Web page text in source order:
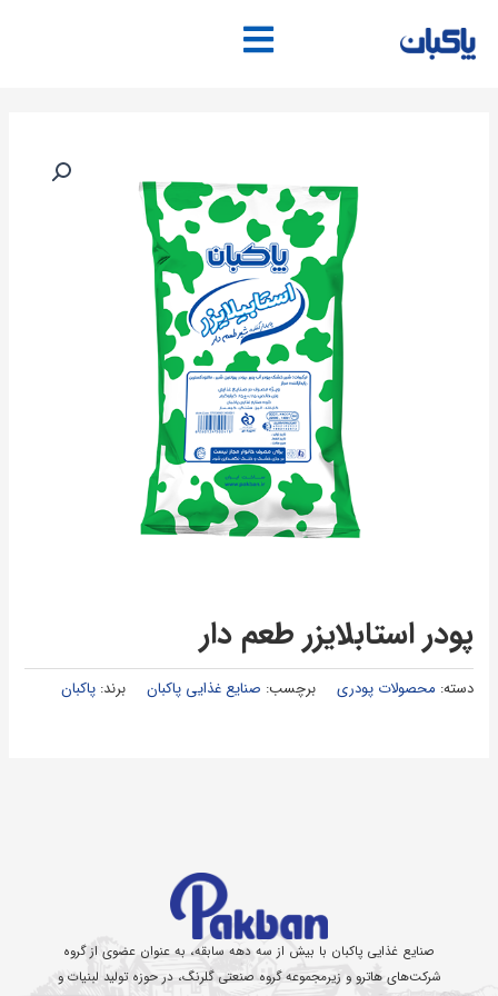
محتوا
پودر استابلایزر طعم دار
دسته: محصولات پودری برچسب: صنایع غذایی پاکبان برند:پاکبان
صنایع غذایی پاکبان با بیش از سه دهه سابقه، به عنوان عضوی از گروه
شرکت‌های هاترو و زیرمجموعه گروه صنعتی گلرنگ، در حوزه تولید لبنیات و